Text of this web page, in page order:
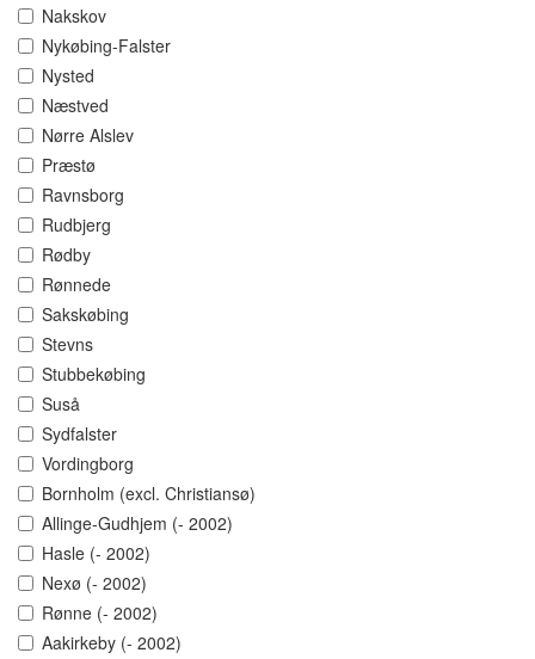
Nakskov
Nykøbing-Falster
Nysted
Næstved
Nørre Alslev
Præstø
Ravnsborg
Rudbjerg
Rødby
Rønnede
Sakskøbing
Stevns
Stubbekøbing
Suså
Sydfalster
Vordingborg
Bornholm (excl. Christiansø)
Allinge-Gudhjem (- 2002)
Hasle (- 2002)
Nexø (- 2002)
Rønne (- 2002)
Aakirkeby (- 2002)